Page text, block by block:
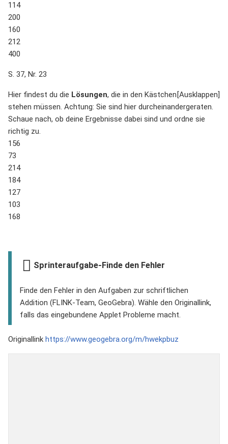
114
200
160
212
400
S. 37, Nr. 23
Hier findest du die Lösungen, die in den Kästchen
stehen müssen. Achtung: Sie sind hier durcheinandergeraten.
Schaue nach, ob deine Ergebnisse dabei sind und ordne sie
richtig zu.
156
73
214
184
127
103
168
Sprinteraufgabe-Finde den Fehler
Finde den Fehler in den Aufgaben zur schriftlichen
Addition (FLINK-Team, GeoGebra). Wähle den Originallink,
falls das eingebundene Applet Probleme macht.
Originallink https://www.geogebra.org/m/hwekpbuz